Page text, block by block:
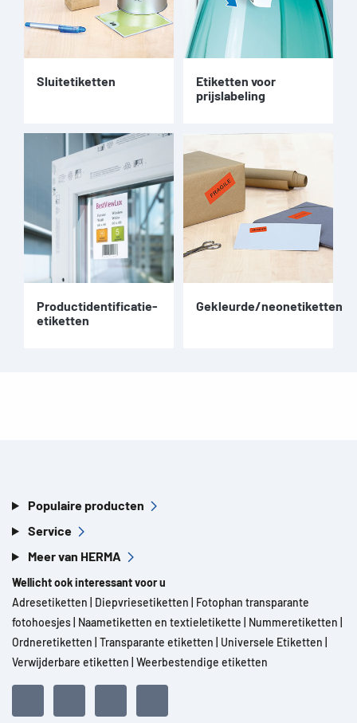
Sluitetiketten
Etiketten voor
prijslabeling
Productidentificatie-
etiketten
Gekleurde/neonetiketten
Populaire producten
Service
Meer van HERMA
Wellicht ook interessant voor u
Adresetiketten
Diepvriesetiketten
Fotophan transparante
fotohoesjes Naametiketten en textieletikette Nummeretiketten
Ordneretiketten Transparante etiketten Universele Etiketten
Verwijderbare etiketten Weerbestendige etiketten